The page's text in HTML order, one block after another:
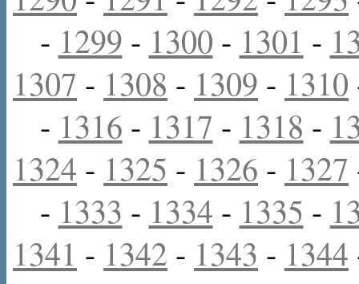
- 1299 - 1300 - 1301 -
1307 - 1308 - 1309 - 1310
- 1316 - 1317 - 1318 -
1324 - 1325 - 1326 - 1327
- 1333 - 1334 - 1335 -
1341 - 1342 - 1343 - 1344